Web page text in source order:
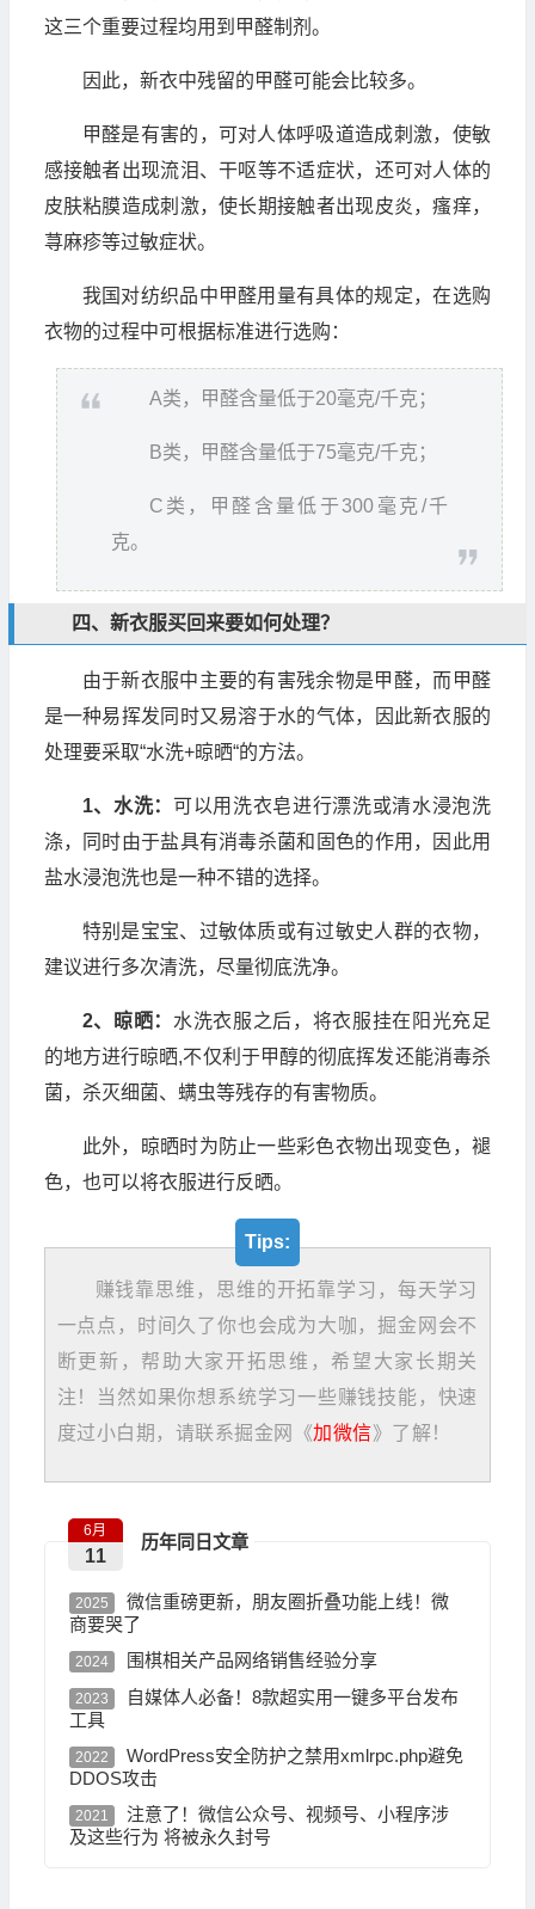
这三个重要过程均用到甲醛制剂。
因此，新衣中残留的甲醛可能会比较多。
甲醛是有害的，可对人体呼吸道造成刺激，使敏
感接触者出现流泪、干呕等不适症状，还可对人体的
皮肤粘膜造成刺激，使长期接触者出现皮炎，瘙痒，
荨麻疹等过敏症状。
我国对纺织品中甲醛用量有具体的规定，在选购
衣物的过程中可根据标准进行选购：
A类，甲醛含量低于20毫克/千克；
B类，甲醛含量低于75毫克/千克；
C类，甲醛含量低于300毫克/千
克。
四、新衣服买回来要如何处理？
由于新衣服中主要的有害残余物是甲醛，而甲醛
是一种易挥发同时又易溶于水的气体，因此新衣服的
处理要采取“水洗+晾晒“的方法。
1、水洗： 可以用洗衣皂进行漂洗或清水浸泡洗
涤，同时由于盐具有消毒杀菌和固色的作用，因此用
盐水浸泡洗也是一种不错的选择。
特别是宝宝、过敏体质或有过敏史人群的衣物，
建议进行多次清洗，尽量彻底洗净。
2、晾晒： 水洗衣服之后，将衣服挂在阳光充足
的地方进行晾晒,不仅利于甲醇的彻底挥发还能消毒杀
菌，杀灭细菌、螨虫等残存的有害物质。
此外，晾晒时为防止一些彩色衣物出现变色，褪
色，也可以将衣服进行反晒。
Tips:
赚钱靠思维，思维的开拓靠学习，每天学习
一点点，时间久了你也会成为大咖，掘金网会不
断更新，帮助大家开拓思维，希望大家长期关
注！当然如果你想系统学习一些赚钱技能，快速
度过小白期，请联系掘金网《加微信》了解！
历年同日文章
6月
11
2025
微信重磅更新，朋友圈折叠功能上线！微
商要哭了
2024 围棋相关产品网络销售经验分享
2023
自媒体人必备！8款超实用一键多平台发布
工具
2022
WordPress安全防护之禁用xmlrpc.php避免
DDOS攻击
2021
注意了！微信公众号、视频号、小程序涉
及这些行为 将被永久封号